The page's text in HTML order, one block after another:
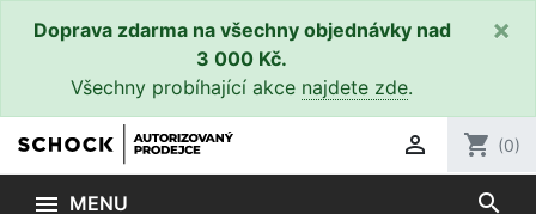
Doprava zdarma na všechny objednávky nad
3 000 Kč.
Všechny probíhající akce najdete zde.
×
 shopping_cart (0)
 MENU search